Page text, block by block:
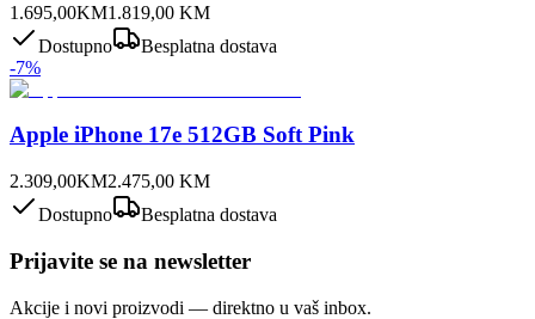
1.695,00KM1.819,00 KM
Dostupno
Besplatna dostava
-7%
Apple iPhone 17e 512GB Soft Pink
2.309,00KM2.475,00 KM
Dostupno
Besplatna dostava
Prijavite se na newsletter
Akcije i novi proizvodi — direktno u vaš inbox.